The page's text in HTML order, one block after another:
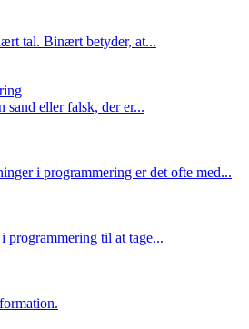
tal. Binært betyder, at...
sand eller falsk, der er...
i programmering er det ofte med...
programmering til at tage...